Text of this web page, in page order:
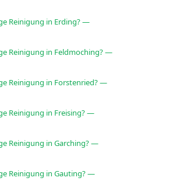
Reinigung in Erding? —
Reinigung in Feldmoching? —
Reinigung in Forstenried? —
Reinigung in Freising? —
Reinigung in Garching? —
Reinigung in Gauting? —